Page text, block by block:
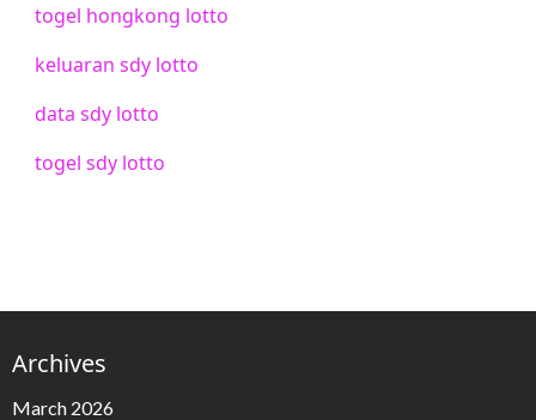
togel hongkong lotto
keluaran sdy lotto
data sdy lotto
togel sdy lotto
Archives
March 2026